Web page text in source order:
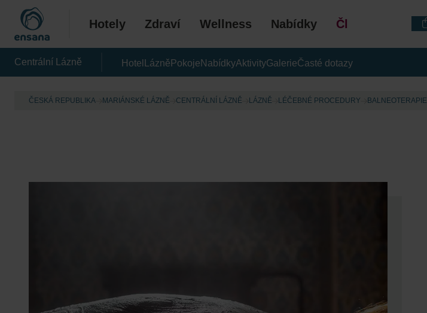
Hotely Zdraví Wellness Nabídky Členství
Centrální Lázně Hotel Lázně Pokoje NabídkyAktivityGalerieČasté dotazy
ČESKÁ REPUBLIKA MARIÁNSKÉ LÁZNĚ CENTRÁLNÍ LÁZNĚ LÁZNĚ LÉČEBNÉ PROCEDURY BALNEOTERAPIE